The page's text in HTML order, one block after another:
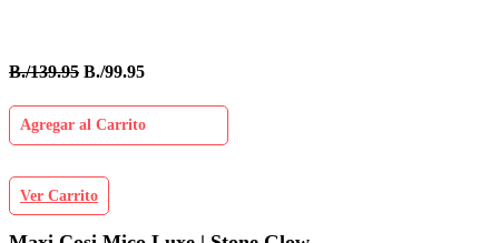
B./139.95 B./99.95
Agregar al Carrito
Ver Carrito